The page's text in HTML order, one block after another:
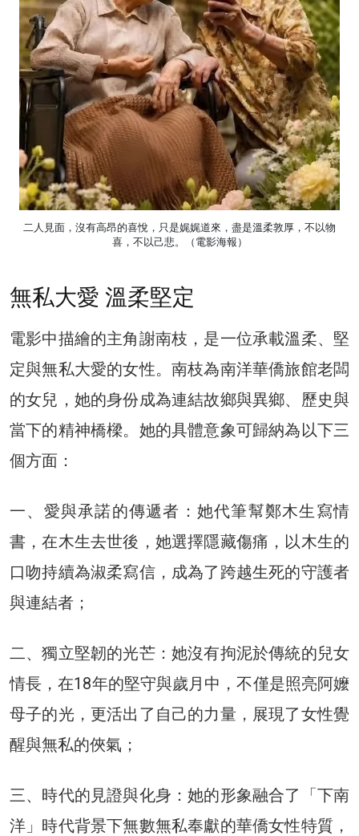
二人見面，沒有高昂的喜悅，只是娓娓道來，盡是溫柔敦厚，不以物
喜，不以己悲。（電影海報）
無私大愛 溫柔堅定
電影中描繪的主角謝南枝，是一位承載溫柔、堅
定與無私大愛的女性。南枝為南洋華僑旅館老闆
的女兒，她的身份成為連結故鄉與異鄉、歷史與
當下的精神橋樑。她的具體意象可歸納為以下三
個方面：
一、愛與承諾的傳遞者：她代筆幫鄭木生寫情
書，在木生去世後，她選擇隱藏傷痛，以木生的
口吻持續為淑柔寫信，成為了跨越生死的守護者
與連結者；
二、獨立堅韌的光芒：她沒有拘泥於傳統的兒女
情長，在18年的堅守與歲月中，不僅是照亮阿嬤
母子的光，更活出了自己的力量，展現了女性覺
醒與無私的俠氣；
三、時代的見證與化身：她的形象融合了「下南
洋」時代背景下無數無私奉獻的華僑女性特質，